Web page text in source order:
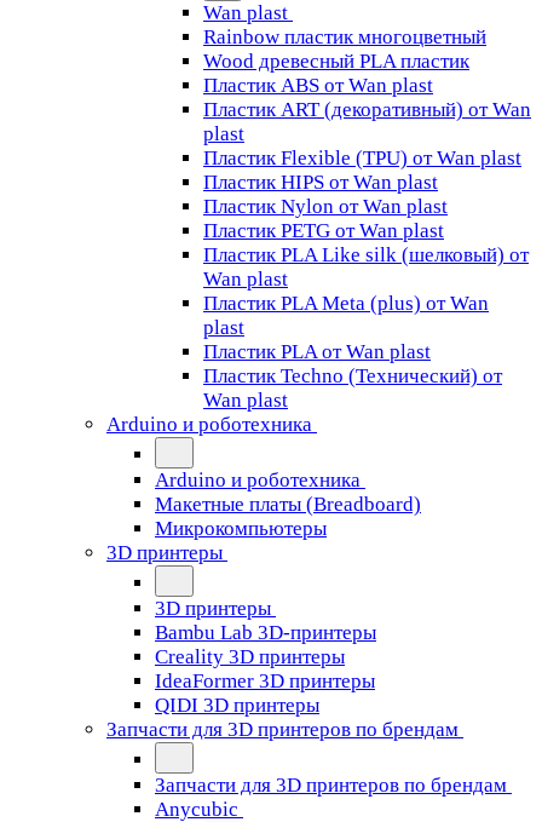
Wan plast
Rainbow пластик многоцветный
Wood древесный PLA пластик
Пластик ABS от Wan plast
Пластик ART (декоративный) от Wan
plast
Пластик Flexible (TPU) от Wan plast
Пластик HIPS от Wan plast
Пластик Nylon от Wan plast
Пластик PETG от Wan plast
Пластик PLA Like silk (шелковый) от
Wan plast
Пластик PLA Meta (plus) от Wan
plast
Пластик PLA от Wan plast
Пластик Techno (Технический) от
Wan plast
Arduino и роботехника
Arduino и роботехника
Макетные платы (Breadboard)
Микрокомпьютеры
3D принтеры
3D принтеры
Bambu Lab 3D-принтеры
Creality 3D принтеры
IdeaFormer 3D принтеры
QIDI 3D принтеры
Запчасти для 3D принтеров по брендам
Запчасти для 3D принтеров по брендам
Anycubic